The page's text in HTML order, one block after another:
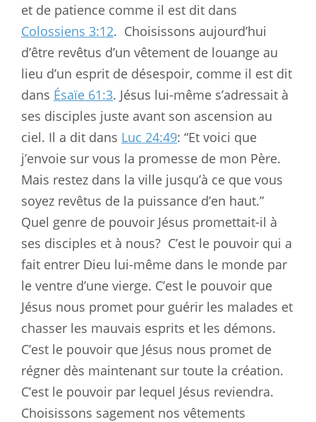
et de patience comme il est dit dans
Colossiens 3:12. Choisissons aujourd’hui
d’être revêtus d’un vêtement de louange au
lieu d’un esprit de désespoir, comme il est dit
dans Ésaïe 61:3. Jésus lui-même s’adressait à
ses disciples juste avant son ascension au
ciel. Il a dit dans Luc 24:49: “Et voici que
j’envoie sur vous la promesse de mon Père.
Mais restez dans la ville jusqu’à ce que vous
soyez revêtus de la puissance d’en haut.”
Quel genre de pouvoir Jésus promettait-il à
ses disciples et à nous? C’est le pouvoir qui a
fait entrer Dieu lui-même dans le monde par
le ventre d’une vierge. C’est le pouvoir que
Jésus nous promet pour guérir les malades et
chasser les mauvais esprits et les démons.
C’est le pouvoir que Jésus nous promet de
régner dès maintenant sur toute la création.
C’est le pouvoir par lequel Jésus reviendra.
Choisissons sagement nos vêtements